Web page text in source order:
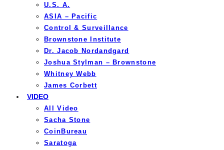
U.S. A.
ASIA – Pacific
Control & Surveillance
Brownstone Institute
Dr. Jacob Nordandgard
Joshua Stylman – Brownstone
Whitney Webb
James Corbett
VIDEO
All Video
Sacha Stone
CoinBureau
Saratoga